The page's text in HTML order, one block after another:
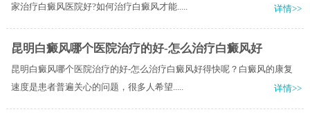
家治疗白癜风医院好?如何治疗白癜风才能.....
详情>>
昆明白癜风哪个医院治疗的好-怎么治疗白癜风好
昆明白癜风哪个医院治疗的好-怎么治疗白癜风好得快呢？白癜风的康复
速度是患者普遍关心的问题，很多人希望.....
详情>>